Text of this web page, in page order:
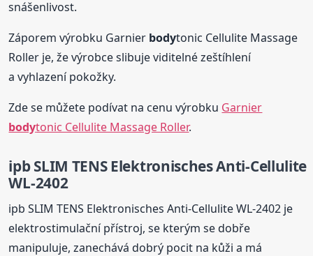
snášenlivost.
Záporem výrobku Garnier bodytonic Cellulite Massage
Roller je, že výrobce slibuje viditelné zeštíhlení
a vyhlazení pokožky.
Zde se můžete podívat na cenu výrobku Garnier
bodytonic Cellulite Massage Roller.
ipb SLIM TENS Elektronisches Anti-Cellulite
WL-2402
ipb SLIM TENS Elektronisches Anti-Cellulite WL-2402 je
elektrostimulační přístroj, se kterým se dobře
manipuluje, zanechává dobrý pocit na kůži a má